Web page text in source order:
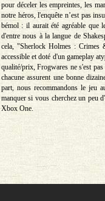
pour déceler les empreintes, les
notre héros, l'enquête n’est pas
bémol : il aurait été agréable que
d'entre nous à la langue de
cela, "Sherlock Holmes : Crimes
accessible et doté d'un gameplay
qualité/prix, Frogwares ne s'est
chacune assurent une bonne
part, nous recommandons le jeu
manquer si vous cherchez un peu
Xbox One.